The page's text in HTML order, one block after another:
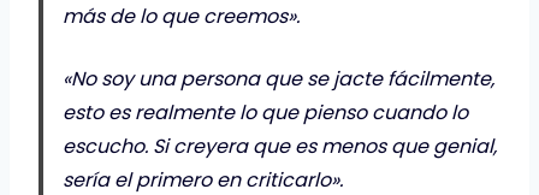
más de lo que creemos».
«No soy una persona que se jacte fácilmente,
esto es realmente lo que pienso cuando lo
escucho. Si creyera que es menos que genial,
sería el primero en criticarlo».